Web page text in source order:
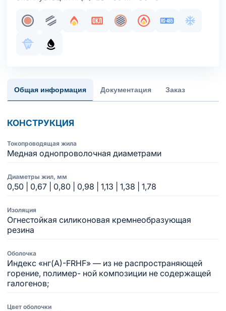
Жила медная однопроволочная
Парная скрутка
Огнестойкость
Сертификация в составе ОКЛ
Общий экранИнтерфейс
Морозостойкое исполнение оболочки
Маслобензостойкое исполнение оболочки
Общая информация Документация Заказ
КОНСТРУКЦИЯ
Токопроводящая жила
Медная однопроволочная диаметрами
Диаметры жил, мм
0,50 | 0,67 | 0,80 | 0,98 | 1,13 | 1,38 | 1,78
Изоляция
Огнестойкая силиконовая кремнеобразующая
резина
Оболочка
Индекс «нг(А)-FRHF» — из не распространяющей
горение, полимер- ной композиции не содержащей
галогенов;
Цвет оболочки